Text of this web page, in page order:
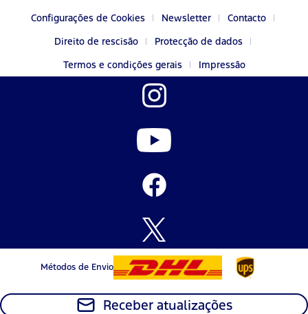
Configurações de Cookies Newsletter
Contacto
Direito de rescisão
Protecção de dados
Termos e condições gerais
Impressão
Métodos de Envio
Receber atualizações